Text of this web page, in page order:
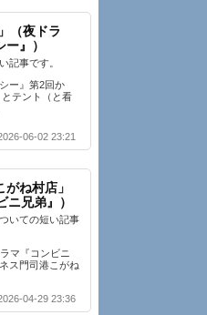
（夜ドラ
』）
記事です。
ー』第2回か
テント（と看
06-02 23:21
がね村店」
ニ兄弟』）
いての短い記事
マ『コンビニ
ス門司港こがね
04-29 23:36